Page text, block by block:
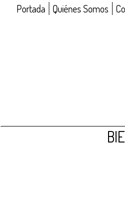
Portada Quiénes Somos